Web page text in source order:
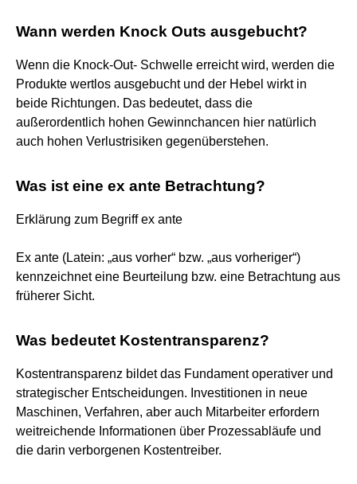
Wann werden Knock Outs ausgebucht?
Wenn die Knock-Out- Schwelle erreicht wird, werden die
Produkte wertlos ausgebucht und der Hebel wirkt in
beide Richtungen. Das bedeutet, dass die
außerordentlich hohen Gewinnchancen hier natürlich
auch hohen Verlustrisiken gegenüberstehen.
Was ist eine ex ante Betrachtung?
Erklärung zum Begriff ex ante
Ex ante (Latein: „aus vorher“ bzw. „aus vorheriger“)
kennzeichnet eine Beurteilung bzw. eine Betrachtung aus
früherer Sicht.
Was bedeutet Kostentransparenz?
Kostentransparenz bildet das Fundament operativer und
strategischer Entscheidungen. Investitionen in neue
Maschinen, Verfahren, aber auch Mitarbeiter erfordern
weitreichende Informationen über Prozessabläufe und
die darin verborgenen Kostentreiber.